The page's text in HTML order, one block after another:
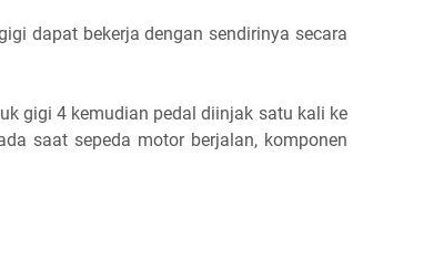
dapat bekerja dengan sendirinya secara
gigi 4 kemudian pedal diinjak satu kali ke
saat sepeda motor berjalan, komponen